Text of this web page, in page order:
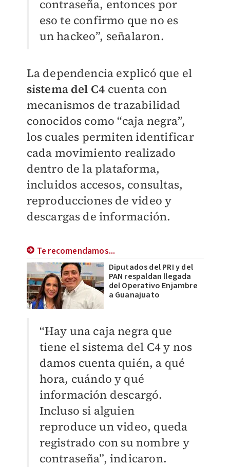
contraseña, entonces por
eso te confirmo que no es
un hackeo”, señalaron.
La dependencia explicó que el
sistema del C4 cuenta con
mecanismos de trazabilidad
conocidos como “caja negra”,
los cuales permiten identificar
cada movimiento realizado
dentro de la plataforma,
incluidos accesos, consultas,
reproducciones de video y
descargas de información.
Te recomendamos...
Diputados del PRI y del
PAN respaldan llegada
del Operativo Enjambre
a Guanajuato
“Hay una caja negra que
tiene el sistema del C4 y nos
damos cuenta quién, a qué
hora, cuándo y qué
información descargó.
Incluso si alguien
reproduce un video, queda
registrado con su nombre y
contraseña”, indicaron.